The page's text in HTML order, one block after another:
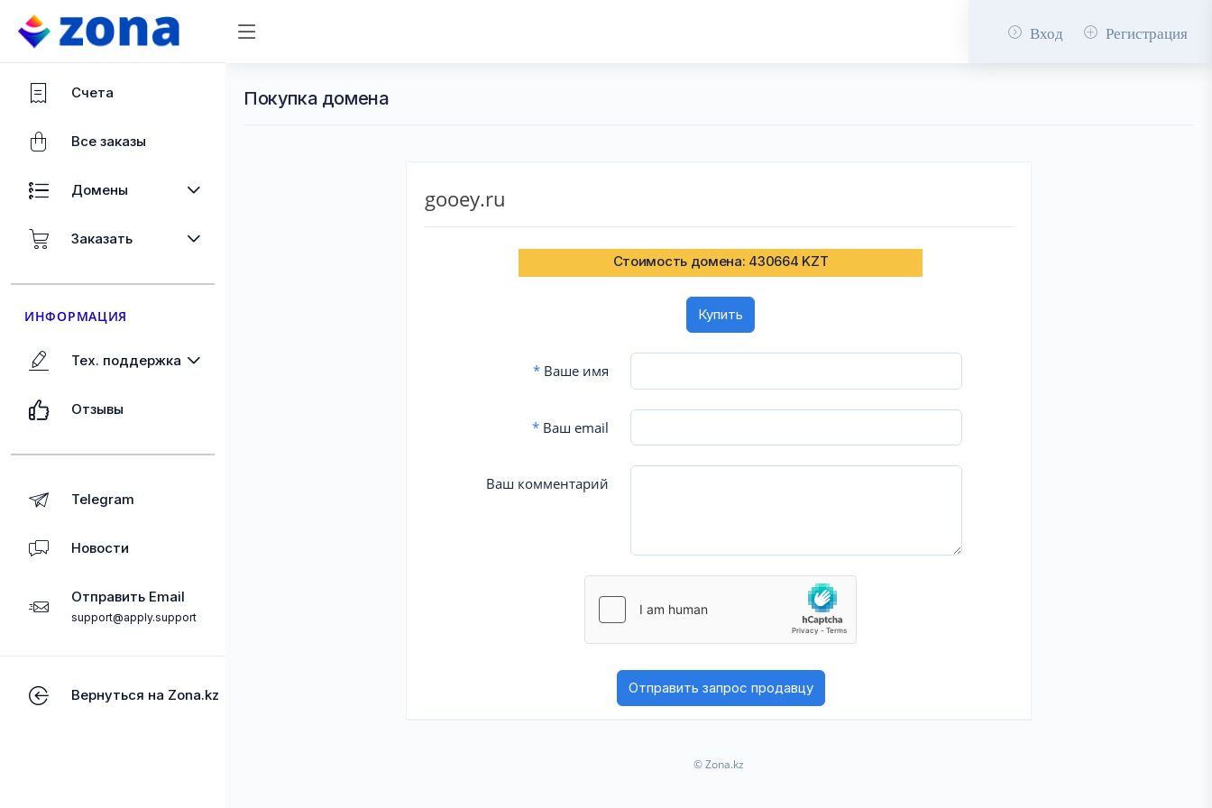
Вход Регистрация
Счета
Все заказы
Домены
Заказать
ИНФОРМАЦИЯ
Тех. поддержка
Отзывы
Telegram
Новости
Отправить Email
support@apply.support
Вернуться на Zona.kz
Покупка домена
gooey.ru
Стоимость домена: 430664 KZT
Купить
*Ваше имя
*Ваш email
Ваш комментарий
© Zona.kz